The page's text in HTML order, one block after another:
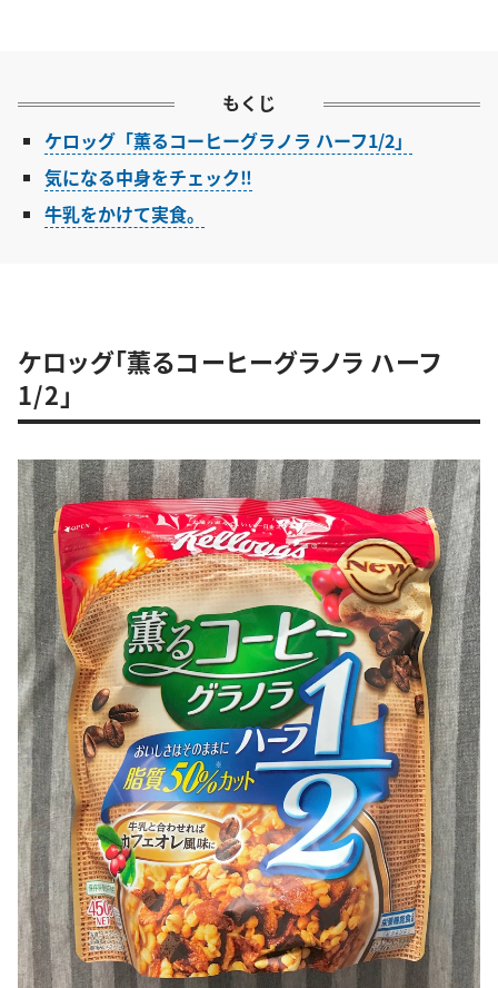
もくじ
ケロッグ「薫るコーヒーグラノラ ハーフ1/2」
気になる中身をチェック‼︎
牛乳をかけて実食。
ケロッグ「薫るコーヒーグラノラ ハーフ
1/2」